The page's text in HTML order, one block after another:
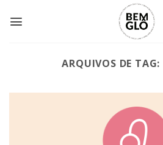
ARQUIVOS DE TAG: